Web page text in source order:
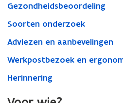
Gezondheidsbeoordeling
Soorten onderzoek
Adviezen en aanbevelingen
Werkpostbezoek en
Herinnering